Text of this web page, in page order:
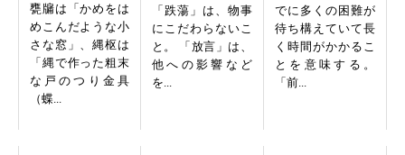
甕牖は「かめをは
めこんだような小
さな窓」、縄枢は
「縄で作った粗末
な戸のつり金具
（蝶...
「跌蕩」は、物事
にこだわらないこ
と。 「放言」は、
他への影響など
を...
でに多くの困難が
待ち構えていて長
く時間がかかるこ
とを意味する。
「前...